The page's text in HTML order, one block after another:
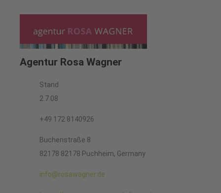
Agentur Rosa Wagner
Stand
2.7.08
+49 172 8140926
Buchenstraße 8
82178 82178 Puchheim, Germany
info@rosawagner.de